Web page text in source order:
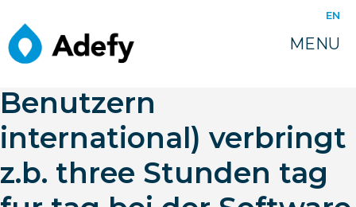
EN
MENU
Das riesiges Zuschauer
(Millionen von App-
Benutzern
international) verbringt
z.b. three Stunden tag